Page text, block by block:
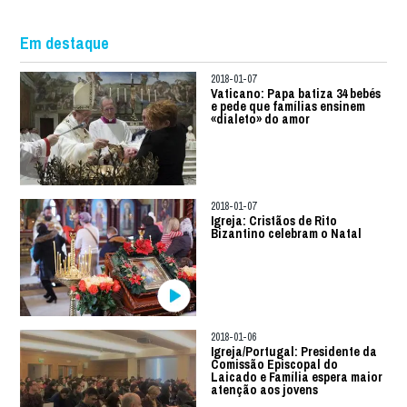
Em destaque
2018-01-07
Vaticano: Papa batiza 34 bebés
e pede que famílias ensinem
«dialeto» do amor
2018-01-07
Igreja: Cristãos de Rito
Bizantino celebram o Natal
2018-01-06
Igreja/Portugal: Presidente da
Comissão Episcopal do
Laicado e Família espera maior
atenção aos jovens